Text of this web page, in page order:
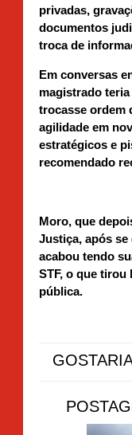
privadas,
documentos
troca de
Em conversas
magistrado
trocasse ordem
agilidade em
estratégicos e
recomendado
Moro, que
Justiça, após
acabou tendo
STF, o que tirou
pública.